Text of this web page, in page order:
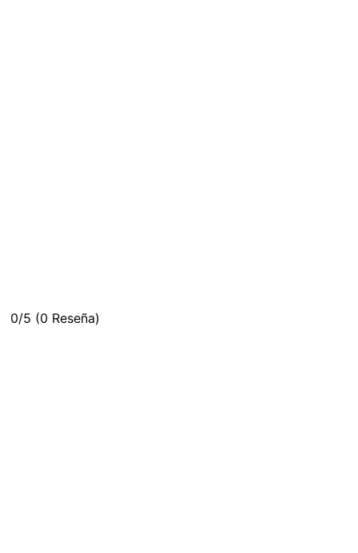
0/5 (0 Reseña)